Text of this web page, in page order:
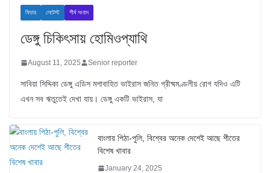
ফিচার লেটেস্ট শীর্ষ সংবাদ
ডেঙ্গু চিকিৎসায় হোমিওপ্যাথি
August 11, 2025 Senior reporter
সাবিয়া সিদ্দিকা ডেঙ্গু এডিস মশাবাহিত ভাইরাস জনিত গ্রীষ্মমণ্ডলীয় রোগ যদিও এটি
এখন সব ঋতুতেই দেখা যায়। ডেঙ্গু একটি ভাইরাস, যা
বাংলায় পিঠা-পুলি, বিশ্বের অনেক দেশেই আছে শীতের
বিশেষ খাবার
January 24, 2025